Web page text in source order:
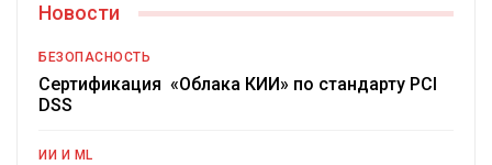
Новости
БЕЗОПАСНОСТЬ
Сертификация «Облака КИИ» по стандарту PCI
DSS
ИИ И ML